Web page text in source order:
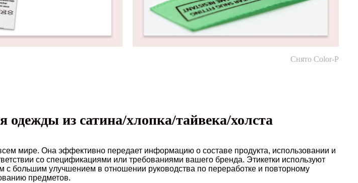
Снято Color-P
одежды из сатина/хлопка/тайвека/холста
мире. Она эффективно передает информацию о составе продукта, использовании и
со спецификациями или требованиями вашего бренда. Этикетки используют
большим улучшением в отношении руководства по переработке и повторному
предметов.